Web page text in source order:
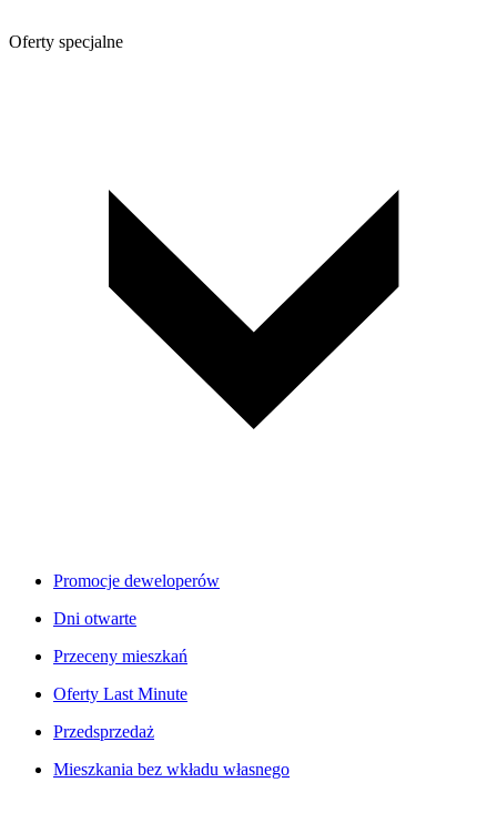
Oferty specjalne
Promocje deweloperów
Dni otwarte
Przeceny mieszkań
Oferty Last Minute
Przedsprzedaż
Mieszkania bez wkładu własnego